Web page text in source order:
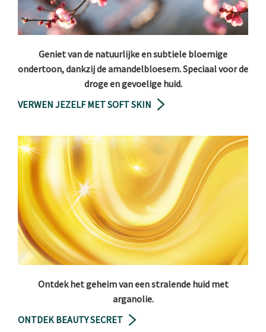
Geniet van de natuurlijke en subtiele bloemige
ondertoon, dankzij de amandelbloesem. Speciaal voor de
droge en gevoelige huid.
VERWEN JEZELF MET SOFT SKIN
Ontdek het geheim van een stralende huid met
arganolie.
ONTDEK BEAUTY SECRET